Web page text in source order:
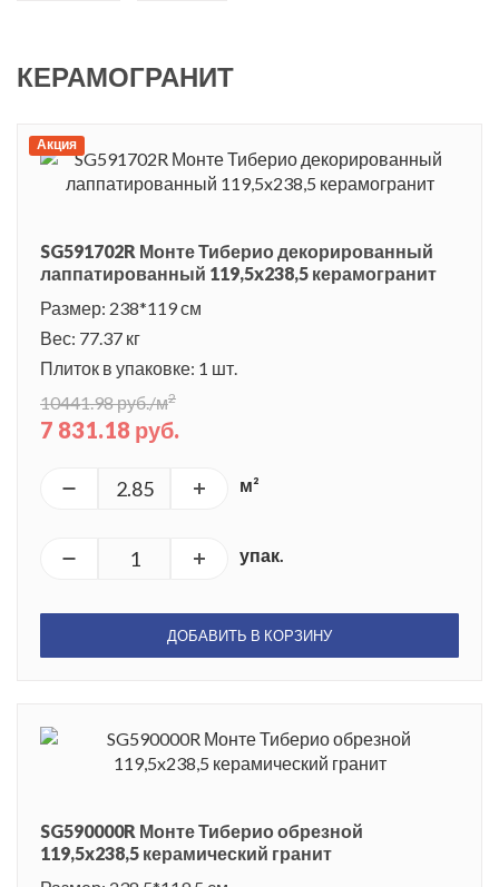
КЕРАМОГРАНИТ
Акция
SG591702R Монте Тиберио декорированный
лаппатированный 119,5x238,5 керамогранит
Размер: 238*119 см
Вес: 77.37 кг
Плиток в упаковке: 1 шт.
10441.98 руб./м2
7 831.18 руб.
м²
упак.
ДОБАВИТЬ В КОРЗИНУ
SG590000R Монте Тиберио обрезной
119,5x238,5 керамический гранит